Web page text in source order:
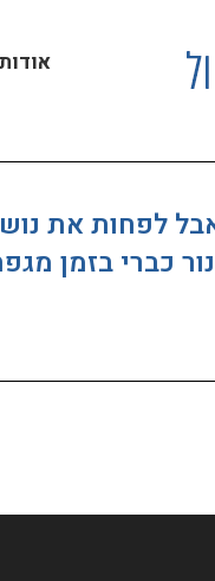
אודות
לפחות את
כברי בזמן